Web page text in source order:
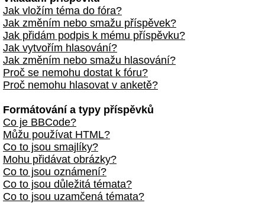
Jak vložím téma do fóra?
Jak změním nebo smažu příspěvek?
Jak přidám podpis k mému příspěvku?
Jak vytvořím hlasování?
Jak změním nebo smažu hlasování?
Proč se nemohu dostat k fóru?
Proč nemohu hlasovat v anketě?
Formátování a typy příspěvků
Co je BBCode?
Můžu používat HTML?
Co to jsou smajlíky?
Mohu přidávat obrázky?
Co to jsou oznámení?
Co to jsou důležitá témata?
Co to jsou uzamčená témata?